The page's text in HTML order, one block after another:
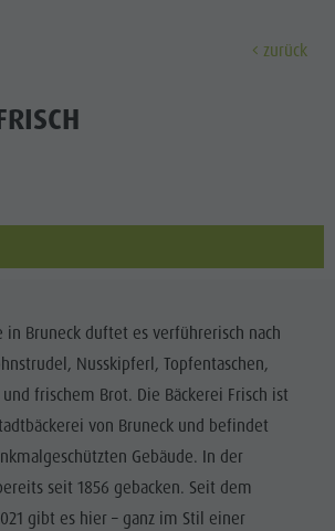
Wellness
Familie &
Kinder
Info A-Z
zurück
in Bruneck duftet es verführerisch nach
Nusskipferl, Topfentaschen,
frischem Brot. Die Bäckerei Frisch ist
von Bruneck und befindet
Gebäude. In der
seit 1856 gebacken. Seit dem
gibt es hier – ganz im Stil einer